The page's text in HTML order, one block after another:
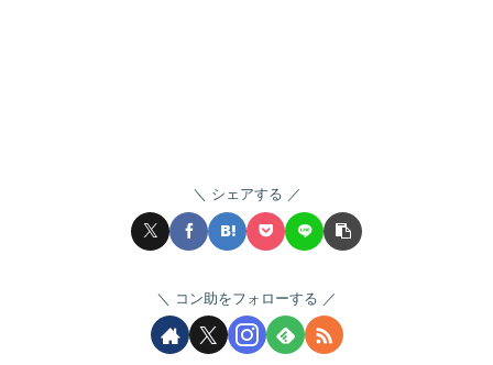
シェアする
コン助をフォローする